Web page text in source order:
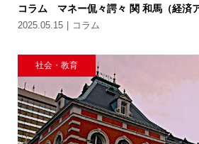
コラム マネー侃々諤々 関 和馬（経済
2025.05.15 コラム
社会・教育